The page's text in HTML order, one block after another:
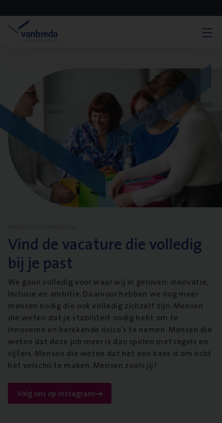
Vind de vacature die volledig
bij je past
We gaan volledig voor waar wij in geloven: innovatie,
inclusie en ambitie. Daarvoor hebben we nog meer
mensen nodig die ook volledig zichzelf zijn. Mensen
die weten dat je stabiliteit nodig hebt om te
innoveren en berekende risico’s te nemen. Mensen die
weten dat deze job meer is dan spelen met regels en
cijfers. Mensen die weten dat het een kans is om écht
het verschil te maken. Mensen zoals jij?
Volg ons op instagram